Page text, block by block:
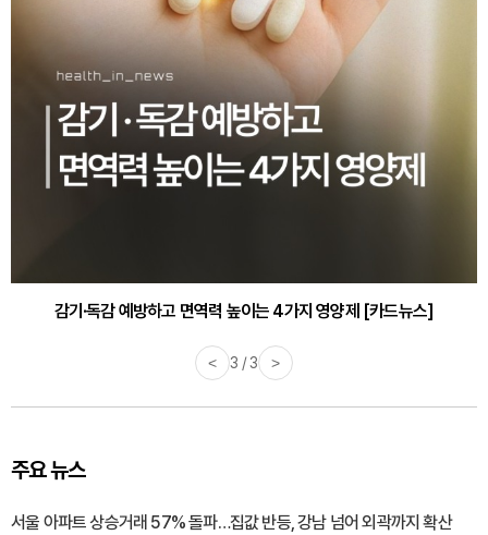
감기·독감 예방하고 면역력 높이는 4가지 영양제 [카드뉴스]
< 3 / 3 >
주요 뉴스
서울 아파트 상승거래 57% 돌파…집값 반등, 강남 넘어 외곽까지 확산